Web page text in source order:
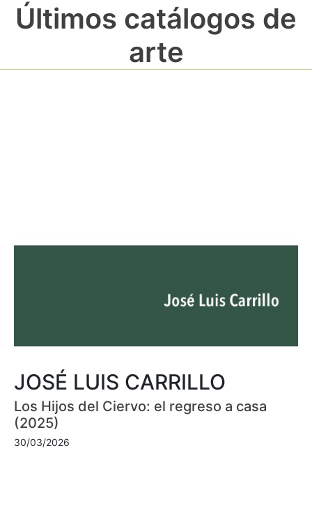
Últimos catálogos de
arte
JOSÉ LUIS CARRILLO
Los Hijos del Ciervo: el regreso a casa
(2025)
30/03/2026